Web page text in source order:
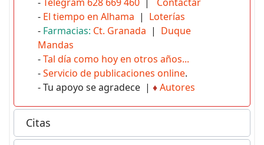
- El tiempo en Alhama | Loterías
- Farmacias: Ct. Granada | Duque
Mandas
-Tal día como hoy en otros años...
-Servicio de publicaciones online.
- Tu apoyo se agradece | ♦Autores
Citas